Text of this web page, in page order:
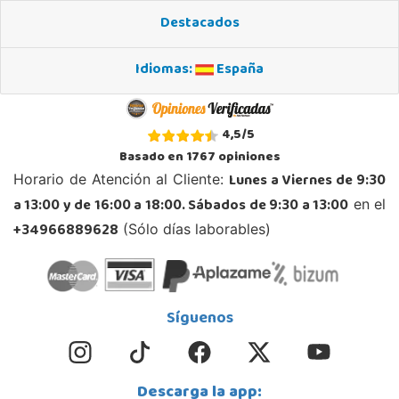
Localizar Tienda
Juguetilandia Armilla
Granada
Carretera Armilla 29, Urb. Porcegram, 2
18100, Armilla
958183860
Localizar Tienda
STOCK DISPONIBLE
Juguetilandia Barakaldo
Vizcaya
Centro comercial Max Center Barrio, Kareaga K., s/n Planta 1 Local LC3
Destacados
Idiomas:
España
4,5/5
Basado en1767opiniones
Horario de Atención al Cliente: Lunes a Viernes de 9:30
a 13:00 y de 16:00 a 18:00. Sábados de 9:30 a 13:00 en el
+34966889628 (Sólo días laborables)
Síguenos